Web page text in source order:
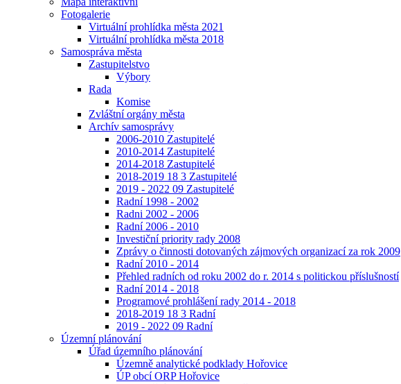
Fotogalerie
Virtuální prohlídka města 2021
Virtuální prohlídka města 2018
Samospráva města
Zastupitelstvo
Výbory
Rada
Komise
Zvláštní orgány města
Archív samosprávy
2006-2010 Zastupitelé
2010-2014 Zastupitelé
2014-2018 Zastupitelé
2018-2019 18 3 Zastupitelé
2019 - 2022 09 Zastupitelé
Radní 1998 - 2002
Radni 2002 - 2006
Radní 2006 - 2010
Investiční priority rady 2008
Zprávy o činnosti dotovaných zájmových organizací za rok 2009
Radní 2010 - 2014
Přehled radních od roku 2002 do r. 2014 s politickou příslušností
Radní 2014 - 2018
Programové prohlášení rady 2014 - 2018
2018-2019 18 3 Radní
2019 - 2022 09 Radní
Územní plánování
Úřad územního plánování
Územně analytické podklady Hořovice
ÚP obcí ORP Hořovice